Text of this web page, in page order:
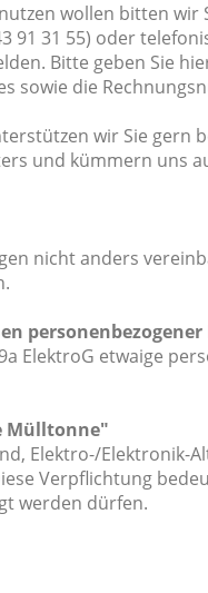
wollen bitten wir
31 55) oder
Bitte geben Sie
sowie die
wir Sie gern
und kümmern uns
nicht anders
personenbezogener
ElektroG etwaige
Mülltonne"
Elektro-/
Verpflichtung
werden dürfen.